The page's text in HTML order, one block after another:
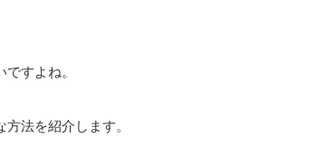
すよね。
法を紹介します。